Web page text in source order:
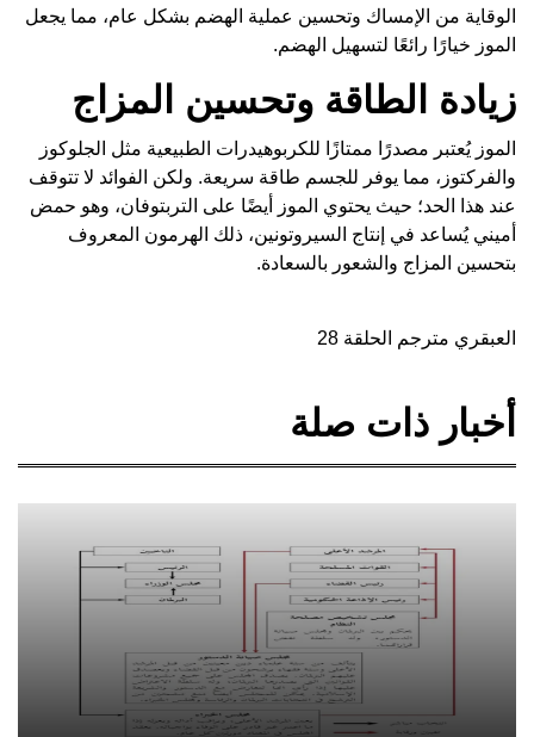
الوقاية من الإمساك وتحسين عملية الهضم بشكل عام، مما يجعل
الموز خيارًا رائعًا لتسهيل الهضم.
زيادة الطاقة وتحسين المزاج
الموز يُعتبر مصدرًا ممتازًا للكربوهيدرات الطبيعية مثل الجلوكوز
والفركتوز، مما يوفر للجسم طاقة سريعة. ولكن الفوائد لا تتوقف
عند هذا الحد؛ حيث يحتوي الموز أيضًا على التربتوفان، وهو حمض
أميني يُساعد في إنتاج السيروتونين، ذلك الهرمون المعروف
بتحسين المزاج والشعور بالسعادة.
العبقري مترجم الحلقة 28
أخبار ذات صلة